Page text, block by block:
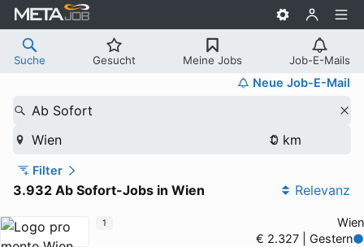
Suche Gesucht Meine Jobs Job-E-Mails
Neue Job-E-Mail
Ab Sofort
Wien
Filter
3.932 Ab Sofort-Jobs in Wien Relevanz
Wien
€ 2.327 | Gestern
1